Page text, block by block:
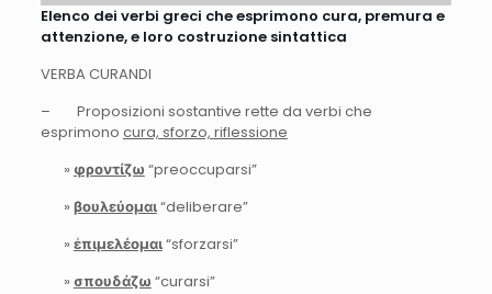
Elenco dei verbi greci che esprimono cura, premura e
attenzione, e loro costruzione sintattica
VERBA CURANDI
– Proposizioni sostantive rette da verbi che
esprimono cura, sforzo, riflessione
» φροντίζω “preoccuparsi”
» βουλεύομαι“deliberare”
» ἐπιμελέομαι“sforzarsi”
» σπουδάζω “curarsi”